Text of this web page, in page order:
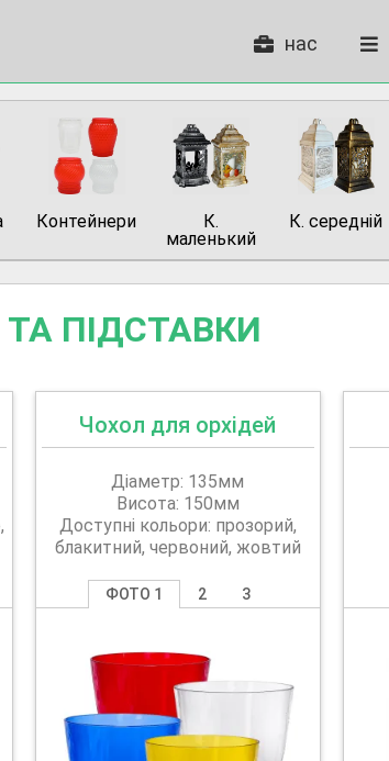
нас
Контейнери
К.
маленький
К. середній
ТА ПІДСТАВКИ
Чохол для орхідей
Діаметр: 135мм
Висота: 150мм
Доступні кольори: прозорий,
блакитний, червоний, жовтий
ФОТО 1 2 3